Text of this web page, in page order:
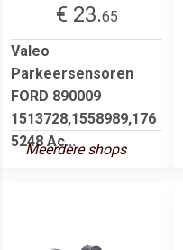
€ 23.65
Valeo
Parkeersensoren
FORD 890009
1513728,1558989,176
5248 Ac...
Meerdere shops